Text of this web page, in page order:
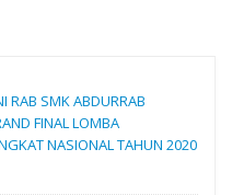
RAB SMK ABDURRAB
FINAL LOMBA
NASIONAL TAHUN 2020